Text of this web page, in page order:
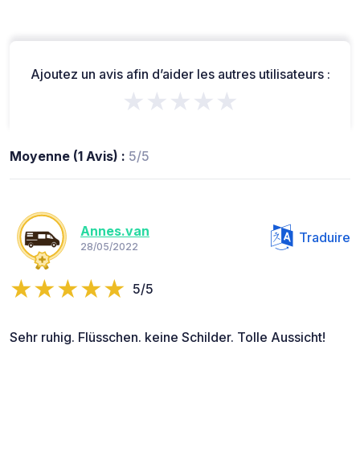
Ajoutez un avis afin d’aider les autres utilisateurs :
★★★★★
Moyenne (1 Avis) : 5/5
Annes.van
28/05/2022
Traduire
5/5
Sehr ruhig. Flüsschen. keine Schilder. Tolle Aussicht!